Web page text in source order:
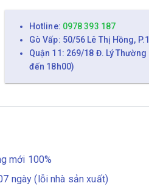
Hotline: 0978 393 187
Gò Vấp: 50/56 Lê Thị Hồng,
Quận 11: 269/18 Đ. Lý
đến 18h00)
mới 100%
ngày (lỗi nhà sản xuất)